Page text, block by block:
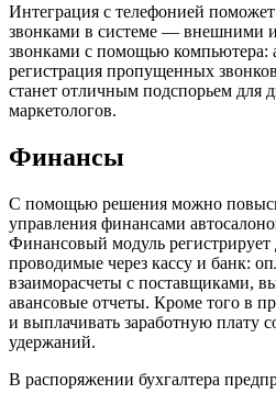
Интеграция с телефонией
звонками в системе — внешними
звонками с помощью компьютера:
регистрация пропущенных
станет отличным подспорьем для
маркетологов.
Финансы
С помощью решения можно
управления финансами
Финансовый модуль
проводимые через кассу и банк:
взаиморасчеты с поставщиками,
авансовые отчеты. Кроме того в
и выплачивать заработную плату
удержаний.
В распоряжении бухгалтера